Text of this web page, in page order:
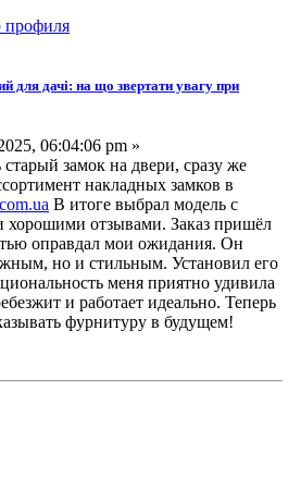
для дачі: на що звертати увагу при
06:04:06 pm »
замок на двери, сразу же
накладных замков в
В итоге выбрал модель с
хорошими отзывами. Заказ пришёл
оправдал мои ожидания. Он
но и стильным. Установил его
меня приятно удивила
и работает идеально. Теперь
фурнитуру в будущем!